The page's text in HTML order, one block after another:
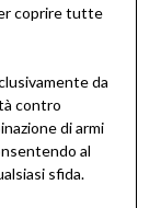
coprire tutte
da
contro
di armi
al
sfida.